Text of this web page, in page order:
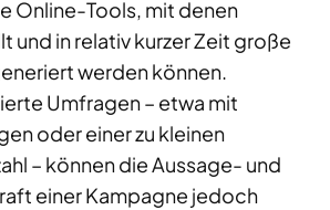
Online-Tools, mit denen
und in relativ kurzer Zeit große
werden können.
Umfragen – etwa mit
oder einer zu kleinen
– können die Aussage- und
einer Kampagne jedoch